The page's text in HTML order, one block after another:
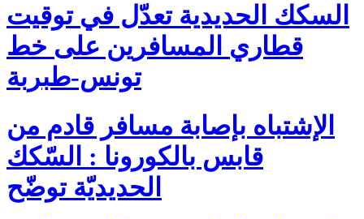
السكك الحديدية تعدّل في توقيت
قطاري المسافرين على خط
تونس-طبربة
الإشتباه بإصابة مسافر قادم من
قابس بالكورونا : السّكك
الحديديّة توضّح